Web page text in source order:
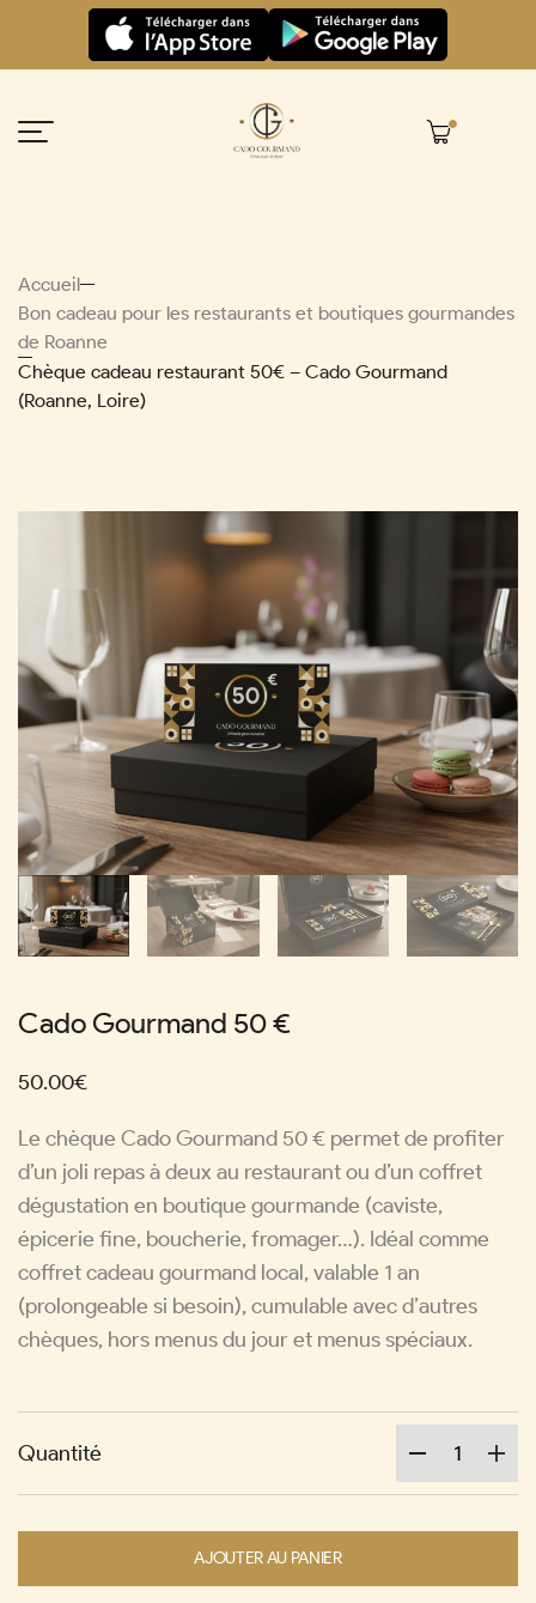
Accueil
Bon cadeau pour les restaurants et boutiques gourmandes
de Roanne
Chèque cadeau restaurant 50€ – Cado Gourmand
(Roanne, Loire)
Cado Gourmand 50 €
50.00€
Le chèque Cado Gourmand 50 € permet de profiter
d’un joli repas à deux au restaurant ou d’un coffret
dégustation en boutique gourmande (caviste,
épicerie fine, boucherie, fromager…). Idéal comme
coffret cadeau gourmand local, valable 1 an
(prolongeable si besoin), cumulable avec d’autres
chèques, hors menus du jour et menus spéciaux.
Quantité
AJOUTER AU PANIER
Panneau de gestion des cookies